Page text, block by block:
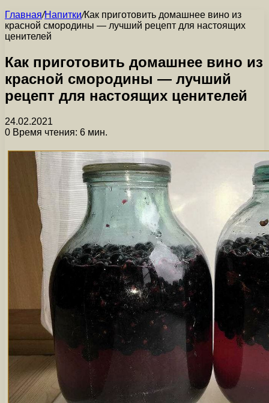
Главная/Напитки/Как приготовить домашнее вино из
красной смородины — лучший рецепт для настоящих
ценителей
Как приготовить домашнее вино из
красной смородины — лучший
рецепт для настоящих ценителей
24.02.2021
0 Время чтения: 6 мин.